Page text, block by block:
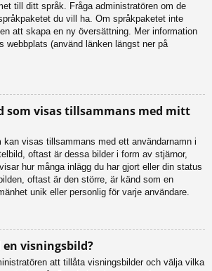
till ditt språk. Fråga administratören om de
du vill ha. Om språkpaketet inte
att skapa en ny översättning. Mer information
webbplats (använd länken längst ner på
som visas tillsammans med mitt
kan visas tillsammans med ett användarnamn i
oftast är dessa bilder i form av stjärnor,
hur många inlägg du har gjort eller din status
oftast är den större, är känd som en
unik eller personlig för varje användare.
visningsbild?
att tillåta visningsbilder och välja vilka